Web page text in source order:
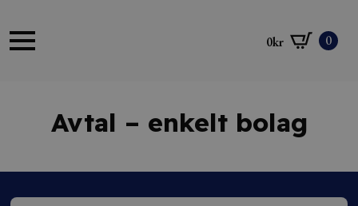
0kr 0
Avtal – enkelt bolag